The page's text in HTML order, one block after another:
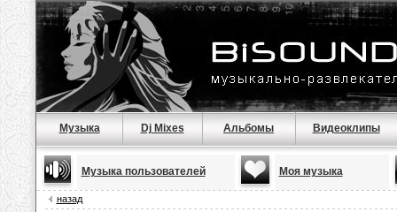
Музыка Dj Mixes Альбомы Видеоклипы
Музыка пользователей Моя музыка
назад